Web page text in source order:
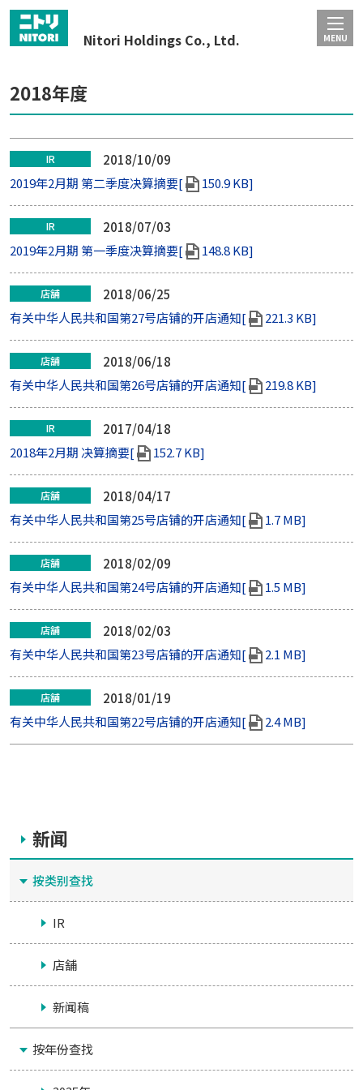
Nitori Holdings Co., Ltd. MENU
2018年度
IR
2018/10/09
2019年2月期 第二季度决算摘要[
150.9 KB]
IR
2018/07/03
2019年2月期 第一季度决算摘要[
148.8 KB]
店舗
2018/06/25
有关中华人民共和国第27号店铺的开店通知[
221.3 KB]
店舗
2018/06/18
有关中华人民共和国第26号店铺的开店通知[
219.8 KB]
IR
2017/04/18
2018年2月期 决算摘要[
152.7 KB]
店舗
2018/04/17
有关中华人民共和国第25号店铺的开店通知[
1.7 MB]
店舗
2018/02/09
有关中华人民共和国第24号店铺的开店通知[
1.5 MB]
店舗
2018/02/03
有关中华人民共和国第23号店铺的开店通知[
2.1 MB]
店舗
2018/01/19
有关中华人民共和国第22号店铺的开店通知[
2.4 MB]
新闻
按类别查找
IR
店舗
新闻稿
按年份查找